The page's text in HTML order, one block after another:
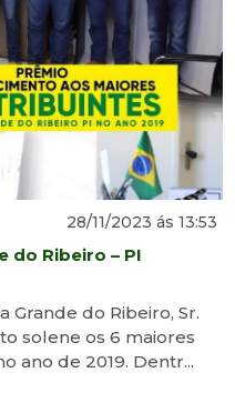
28/11/2023 ás 13:53
do Ribeiro – PI
Grande do Ribeiro, Sr.
solene os 6 maiores
ano de 2019. Dentr...